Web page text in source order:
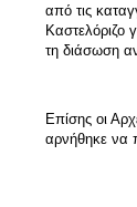
από τις
Καστελόριζο
τη διάσωση
Επίσης οι
αρνήθηκε να